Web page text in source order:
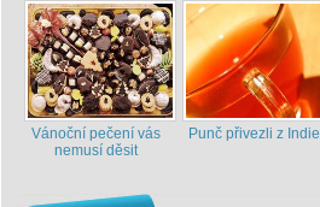
Vánoční pečení vás
nemusí děsit
Punč přivezli z Indie